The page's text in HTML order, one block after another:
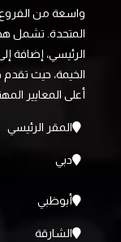
واسعة من الفروع
المتحدة. تشمل
الرئيسي، إضافة
الخيمة، حيث
أعلى المعايير
المقر الرئيسي
دبي
أبوظبي
الشارقة